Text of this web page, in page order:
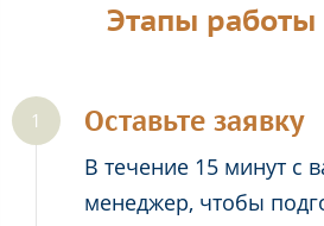
Этапы работы
Оставьте заявку
В течение 15 минут с
менеджер, чтобы